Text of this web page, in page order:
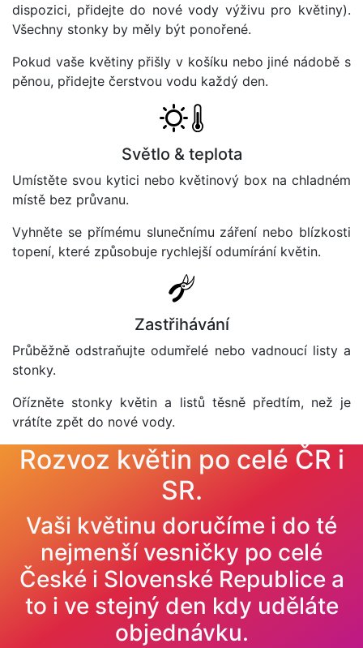
dispozici, přidejte do nové vody výživu pro květiny).
Všechny stonky by měly být ponořené.
Pokud vaše květiny přišly v košíku nebo jiné nádobě s
pěnou, přidejte čerstvou vodu každý den.
Světlo & teplota
Umístěte svou kytici nebo květinový box na chladném
místě bez průvanu.
Vyhněte se přímému slunečnímu záření nebo blízkosti
topení, které způsobuje rychlejší odumírání květin.
Zastřihávání
Průběžně odstraňujte odumřelé nebo vadnoucí listy a
stonky.
Ořízněte stonky květin a listů těsně předtím, než je
vrátíte zpět do nové vody.
Rozvoz květin po celé ČR i
SR.
Vaši květinu doručíme i do té
nejmenší vesničky po celé
České i Slovenské Republice a
to i ve stejný den kdy uděláte
objednávku.